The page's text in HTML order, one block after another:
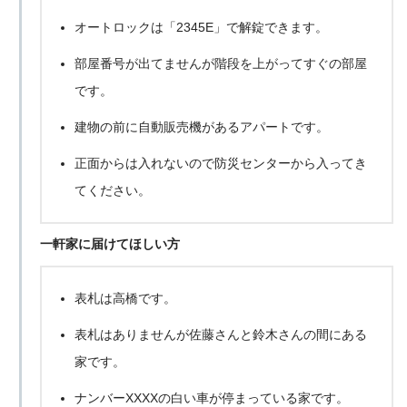
オートロックは「2345E」で解錠できます。
部屋番号が出てませんが階段を上がってすぐの部屋
です。
建物の前に自動販売機があるアパートです。
正面からは入れないので防災センターから入ってき
てください。
一軒家に届けてほしい方
表札は高橋です。
表札はありませんが佐藤さんと鈴木さんの間にある
家です。
ナンバーXXXXの白い車が停まっている家です。